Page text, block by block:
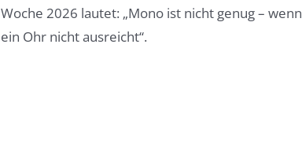
Woche 2026 lautet: „Mono ist nicht genug – wenn
ein Ohr nicht ausreicht“.